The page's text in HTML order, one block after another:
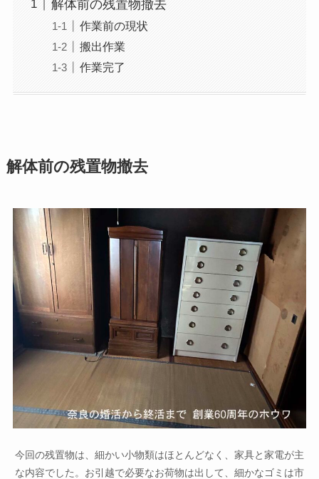
解体前の残置物撤去
作業前の現状
搬出作業
作業完了
解体前の残置物撤去
今回の残置物は、細かい小物類はほとんどなく、家具と家電が主
な内容でした。お引越で必要なお荷物は出して、細かなゴミは市